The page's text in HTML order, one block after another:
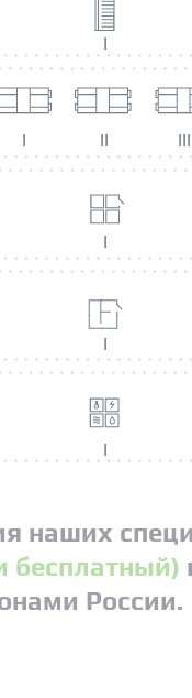
I
I
I II III
I
I
наших
бесплатный)
России.